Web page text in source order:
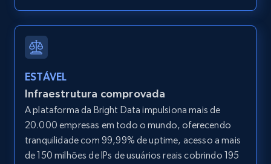
LinkedIn posts
URL, ID, User id, Use url, Title, Headline, Post
text, Date posted, and more.
11.3K+ 1.5K+ Comece grátis
ESTÁVEL
Infraestrutura comprovada
A plataforma da Bright Data impulsiona mais de
20.000 empresas em todo o mundo, oferecendo
tranquilidade com 99,99% de uptime, acesso a mais
de 150 milhões de IPs de usuários reais cobrindo 195